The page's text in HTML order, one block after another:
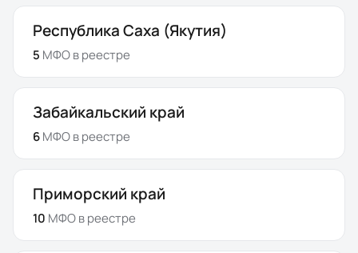
Республика Саха (Якутия)
5 МФОв реестре
Забайкальский край
6МФОв реестре
Приморский край
10 МФОв реестре